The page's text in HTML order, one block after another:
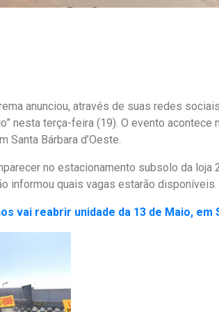
anunciou, através de suas redes
nesta terça-feira (19). O evento acontece
Santa Bárbara d’Oeste.
no estacionamento subsolo da loja
informou quais vagas estarão disponíveis.
vai reabrir unidade da 13 de Maio, em